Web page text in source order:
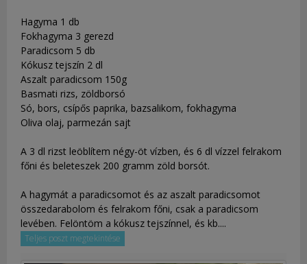
Hagyma 1 db
Fokhagyma 3 gerezd
Paradicsom 5 db
Kókusz tejszín 2 dl
Aszalt paradicsom 150g
Basmati rizs, zöldborsó
Só, bors, csípős paprika, bazsalikom, fokhagyma
Oliva olaj, parmezán sajt
A 3 dl rizst leöblítem négy-öt vízben, és 6 dl vízzel felrakom
főni és beleteszek 200 gramm zöld borsót.
A hagymát a paradicsomot és az aszalt paradicsomot
összedarabolom és felrakom főni, csak a paradicsom
levében. Felöntöm a kókusz tejszínnel, és kb....
Teljes poszt megtekintése